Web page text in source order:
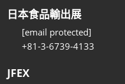
日本食品輸出展
[email protected]
+81-3-6739-4133
JFEX